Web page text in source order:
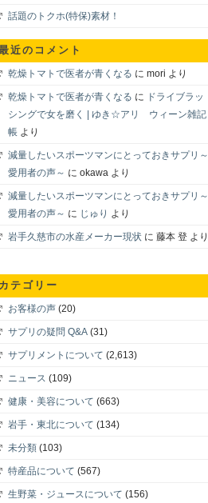
話題のトクホ(特保)素材！
近のコメント
乾燥トマトで医者が青くなる に mori より
乾燥トマトで医者が青くなる に ドライブラッ
シングで女を磨く | ゆき☆アリ ウィーン雑記
帳 より
減量したいスポーツマンにとっておきサプリ～
愛用者の声～ に okawa より
減量したいスポーツマンにとっておきサプリ～
愛用者の声～ に じゅり より
岩手久慈市の水産メーカー現状 に 藤本 登 より
カテゴリー
お客様の声 (20)
サプリの疑問 Q&A (31)
サプリメントについて (2,613)
ニュース (109)
健康・美容について (663)
岩手・東北について (134)
未分類 (103)
特産品について (567)
生野菜・ジュースについて (156)